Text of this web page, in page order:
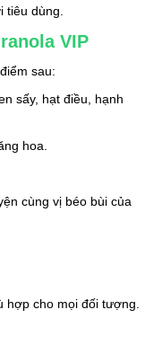
dùng.
VIP
sau:
sấy, hạt điều, hạnh
hoa.
cùng vị béo bùi của
cho mọi đối tượng.